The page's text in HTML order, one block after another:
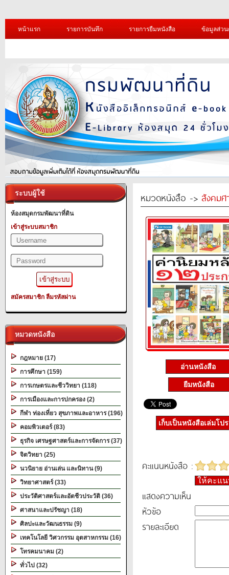
หน้าแรก รายการบันทึก รายการยืมหนังสือ ข้อมูลส่ว
ระบบผู้ใช้
ห้องสมุดกรมพัฒนาที่ดิน
เข้าสู่ระบบสมาชิก
สมัครสมาชิก ลืมรหัสผ่าน
หมวดหนังสือ
กฎหมาย (17)
การศึกษา (159)
การเกษตรและชีววิทยา (118)
การเมืองและการปกครอง (2)
กีฬา ท่องเที่ยว สุขภาพและอาหาร (196)
คอมพิวเตอร์ (83)
ธุรกิจ เศรษฐศาสตร์และการจัดการ (37)
จิตวิทยา (25)
นวนิยาย อ่านเล่น และนิทาน (9)
วิทยาศาสตร์ (33)
ประวัติศาสตร์และอัตชีวประวัติ (36)
ศาสนาและปรัชญา (18)
ศิลปะและวัฒนธรรม (9)
เทคโนโลยี วิศวกรรม อุตสาหกรรม (16)
โทรคมนาคม (2)
ทั่วไป (32)
หมวดหนังสือ -> สังคมศ
อ่านหนังสือ
ยืมหนังสือ
เก็บเป็นหนังสือเล่มโป
คะแนนหนังสือ :
ให้คะแ
แสดงความเห็น
หัวข้อ
รายละเอียด